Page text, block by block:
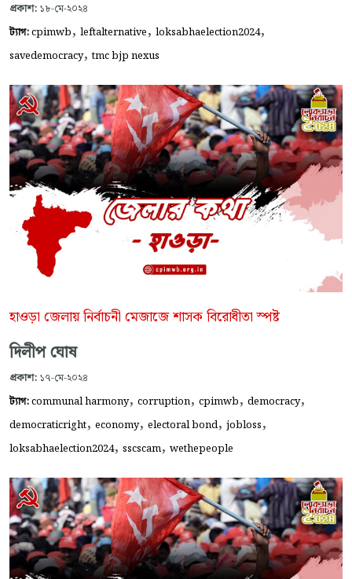
প্রকাশ: ১৮-মে-২০২৪
ট্যাগ:cpimwb, leftalternative, loksabhaelection2024,
savedemocracy,tmc bjp nexus
হাওড়া জেলায় নির্বাচনী মেজাজে শাসক বিরোধীতা স্পষ্ট
দিলীপ ঘোষ
প্রকাশ: ১৭-মে-২০২৪
ট্যাগ:communal harmony, corruption, cpimwb, democracy,
democraticright, economy, electoral bond, jobloss,
loksabhaelection2024, sscscam, wethepeople